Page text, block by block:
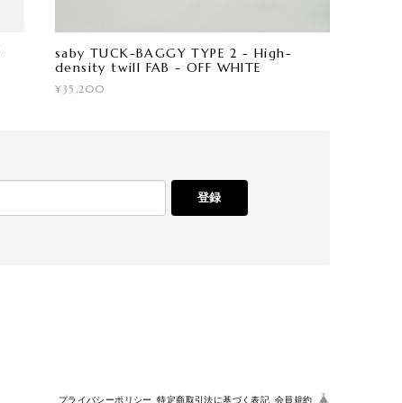
saby TUCK-BAGGY TYPE 2 - High-
density twill FAB - OFF WHITE
¥35,200
登録
プライバシーポリシー 特定商取引法に基づく表記 会員規約